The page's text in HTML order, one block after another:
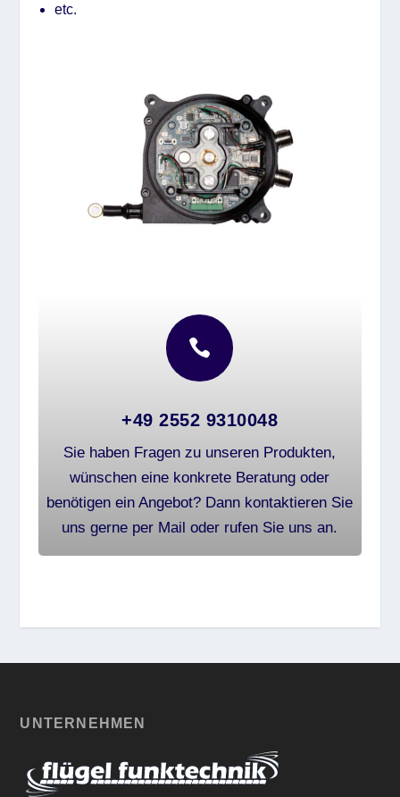
etc.

+49 2552 9310048
Sie haben Fragen zu unseren Produkten,
wünschen eine konkrete Beratung oder
benötigen ein Angebot? Dann kontaktieren Sie
uns gerne per Mail oder rufen Sie uns an.
UNTERNEHMEN